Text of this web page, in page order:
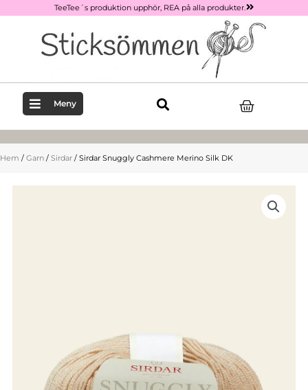
TeeTee´s produktion upphör, REA på alla produkter.
Meny
Hem / Garn / Sirdar / Sirdar Snuggly Cashmere Merino Silk DK